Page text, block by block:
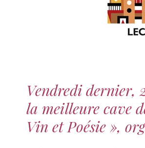
Vendredi dernier,
la meilleure cave
Vin et Poésie »,